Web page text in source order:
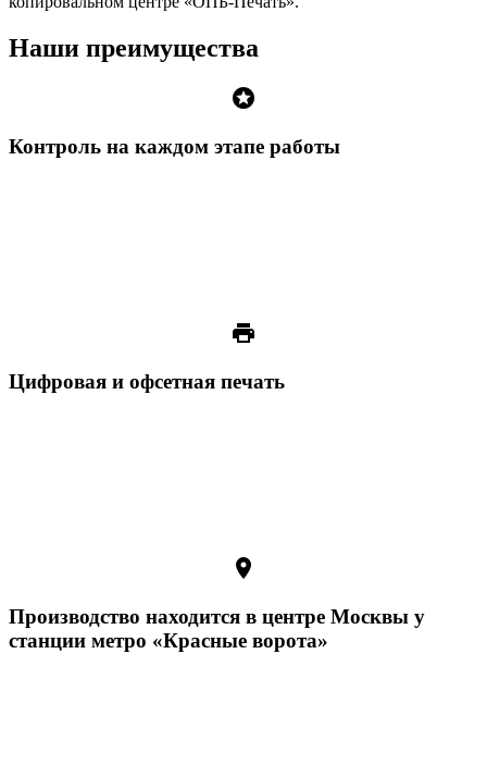
Наши преимущества
stars
Контроль на каждом этапе работы
print
Цифровая и офсетная печать
room
Производство находится в центре Москвы у
станции метро «Красные ворота»